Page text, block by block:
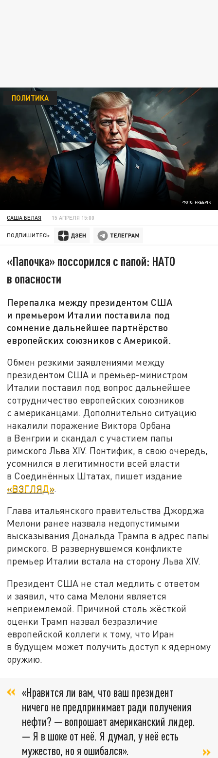
ФОТО: FREEPIK
ПОЛИТИКА
САША БЕЛАЯ 15 АПРЕЛЯ 15:00
ПОДПИШИТЕСЬ:
«Папочка» поссорился с папой: НАТО
в опасности
Перепалка между президентом США
и премьером Италии поставила под
сомнение дальнейшее партнёрство
европейских союзников с Америкой.
Обмен резкими заявлениями между
президентом США и премьер-министром
Италии поставил под вопрос дальнейшее
сотрудничество европейских союзников
с американцами. Дополнительно ситуацию
накалили поражение Виктора Орбана
в Венгрии и скандал с участием папы
римского Льва XIV. Понтифик, в свою очередь,
усомнился в легитимности всей власти
в Соединённых Штатах, пишет издание
«ВЗГЛЯД».
Глава итальянского правительства Джорджа
Мелони ранее назвала недопустимыми
высказывания Дональда Трампа в адрес папы
римского. В развернувшемся конфликте
премьер Италии встала на сторону Льва XIV.
Президент США не стал медлить с ответом
и заявил, что сама Мелони является
неприемлемой. Причиной столь жёсткой
оценки Трамп назвал безразличие
европейской коллеги к тому, что Иран
в будущем может получить доступ к ядерному
оружию.
«Нравится ли вам, что ваш президент
ничего не предпринимает ради получения
нефти? — вопрошает американский лидер.
— Я в шоке от неё. Я думал, у неё есть
мужество, но я ошибался».